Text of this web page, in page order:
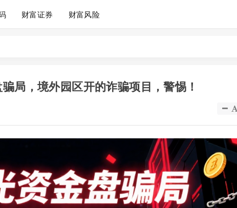
财富证券 财富风险
局，境外园区开的诈骗项目，警惕！